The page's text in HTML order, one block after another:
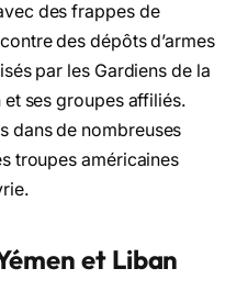
des frappes de
des dépôts d’armes
par les Gardiens de la
et ses groupes affiliés.
dans de nombreuses
troupes américaines
et Liban